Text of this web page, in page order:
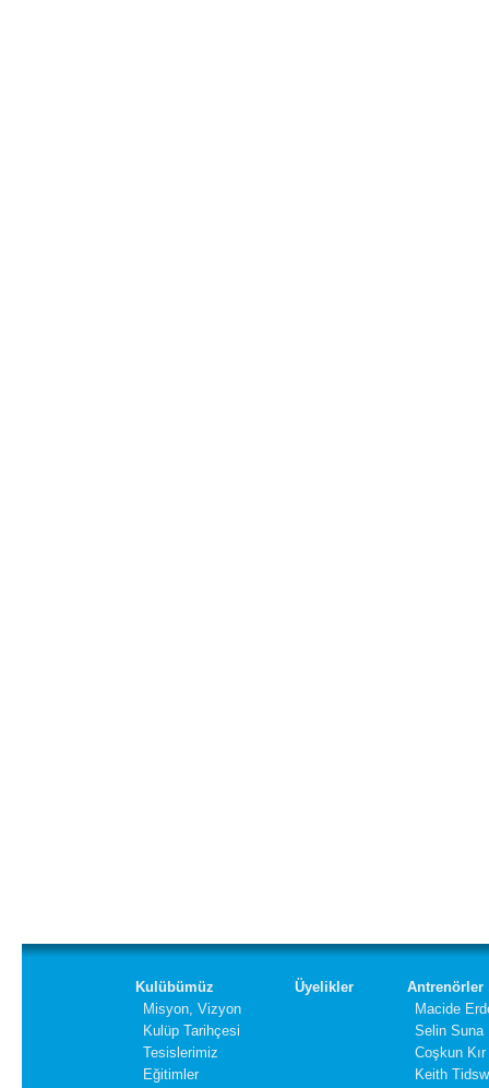
Kulübümüz
Misyon, Vizyon
Kulüp Tarihçesi
Tesislerimiz
Eğitimler
Üyelikler
Antrenörler
Macide
Selin Suna
Coşkun Kır
Keith